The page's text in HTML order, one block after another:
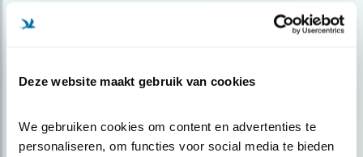
Deze website maakt gebruik van cookies
We gebruiken cookies om content en advertenties te
personaliseren, om functies voor social media te bieden
Meld je aan en ontvang nieuws, inspiratie, acties en tips
over vogels en activiteiten van Vogelbescherming.